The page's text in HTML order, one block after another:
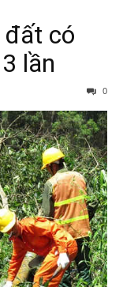
đất có
lần
0